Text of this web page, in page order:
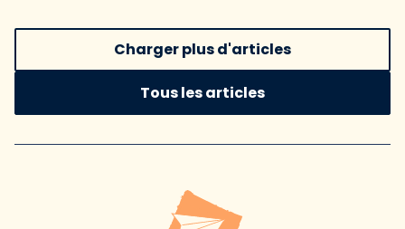
Charger plus d'articles
Tous les articles